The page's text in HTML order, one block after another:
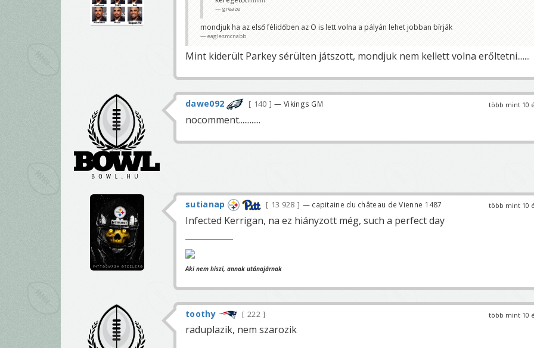
greaze
mondjuk ha az első félidőben az O is lett volna a pályán lehet jobban bírják
eaglesmcnabb
Mint kiderült Parkey sérülten játszott, mondjuk nem kellett volna erőltetni.......
több mint 10
dawe092 140 — Vikings GM
nocomment............
több mint 10
sutianap 13 928 — capitaine du château de Vienne 1487
Infected Kerrigan, na ez hiányzott még, such a perfect day
Aki nem hiszi, annak utánajárnak
több mint 10
toothy 222
raduplazik, nem szarozik